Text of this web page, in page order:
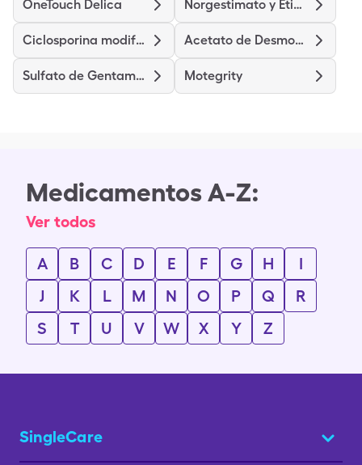
OneTouch Delica Norgestimato y Etinilestradiol
Ciclosporina modificada Acetato de Desmopresina
Sulfato de Gentamicina Motegrity
Medicamentos A-Z:
Ver todos
A B C D E F G H
I
J
K L M N O P Q
R
S
T U V W X Y Z
SingleCare